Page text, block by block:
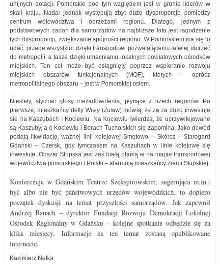
unijnych dotacji. Pomorskie pod tym względem jest w gronie liderów w
skali kraju. Nadal jednak występują zbyt duże dysproporcje pomiędzy
centrum województwa i obrzeżami regionu. Dlatego, jednym z
podstawowych zadań dla samorządów na najbliższe lata jest łagodzenie
tych dysproporcji, zwiększanie spójności regionu. W Pomorskiem ma się to
udać, przede wszystkim dzięki transportowi pozwalającemu łatwiej dotrzeć
do metropolii, a także dzięki umacnianiu lokalnych powiatowych ośrodków
miejskich. Ten cel może być osiągnięty poprzez wspieranie rozwoju
miejskich obszarów funkcjonalnych (MOF), których – oprócz
metropolitalnego obszaru – jest w Pomorskiej osiem.
Niestety, słychać glosy niezadowolenia, płynące z trzech regonów. Po
pierwsze, mieszkańcy delty Wisły (Żuław) mówią, że za za dużo inwestuje
się na Kaszubach i Kociewiu. Na Kociewiu twierdzą, że uprzywilejowane
są Kaszuby, a o Kociewiu i Borach Tucholskich się zapomina. Jako dowód
podają likwidację, ważnej linii kolejowej Smętowo – Skórcz – Starogard
Gdański – Czersk, gdy tymczasem na Kaszubach w linie kolejowe się
inwestuje. Obszar Słupska jest zaś białą plamą w na mapie transportowej
województwa pomorskiego i Polski – alarmują mieszkańcy Ziemi Słupskiej.
Konferencja w Gdańskim Teatrze Szekspirowskim, sugerująca m.in.:
być albo nie być państwowych urzędów wojewódzkich, to dopiero
początek dyskusji na temat przyszłości samorządów. Jak zapewnił
Andrzej Banach – dyrektor Fundacji Rozwoju Demokracji Lokalnej
Ośrodek Regionalny w Gdańsku – kolejne spotkanie odbędzie się za
klika miesięcy. Informacje na ten temat zostaną opublikowane
internecie.
Kazimierz Netka